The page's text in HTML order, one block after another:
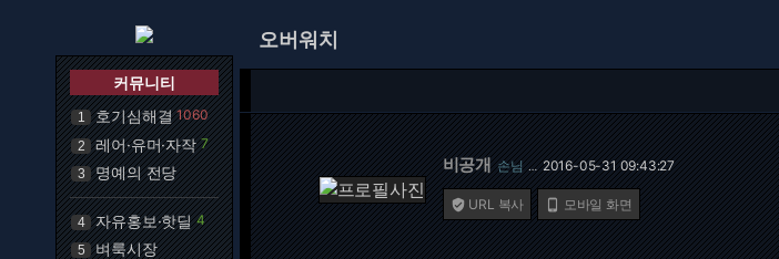
커뮤니티
1 호기심해결 1060
2 레어·유머·자작 7
3 명예의 전당
4 자유홍보·핫딜 4
5 벼룩시장
오버워치
비공개 손님 … 2016-05-31 09:43:27
 URL 복사  모바일 화면